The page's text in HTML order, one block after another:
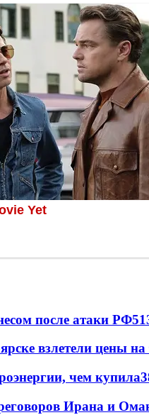
после атаки РФ
взлетели цены на
чем купила
Ирана и